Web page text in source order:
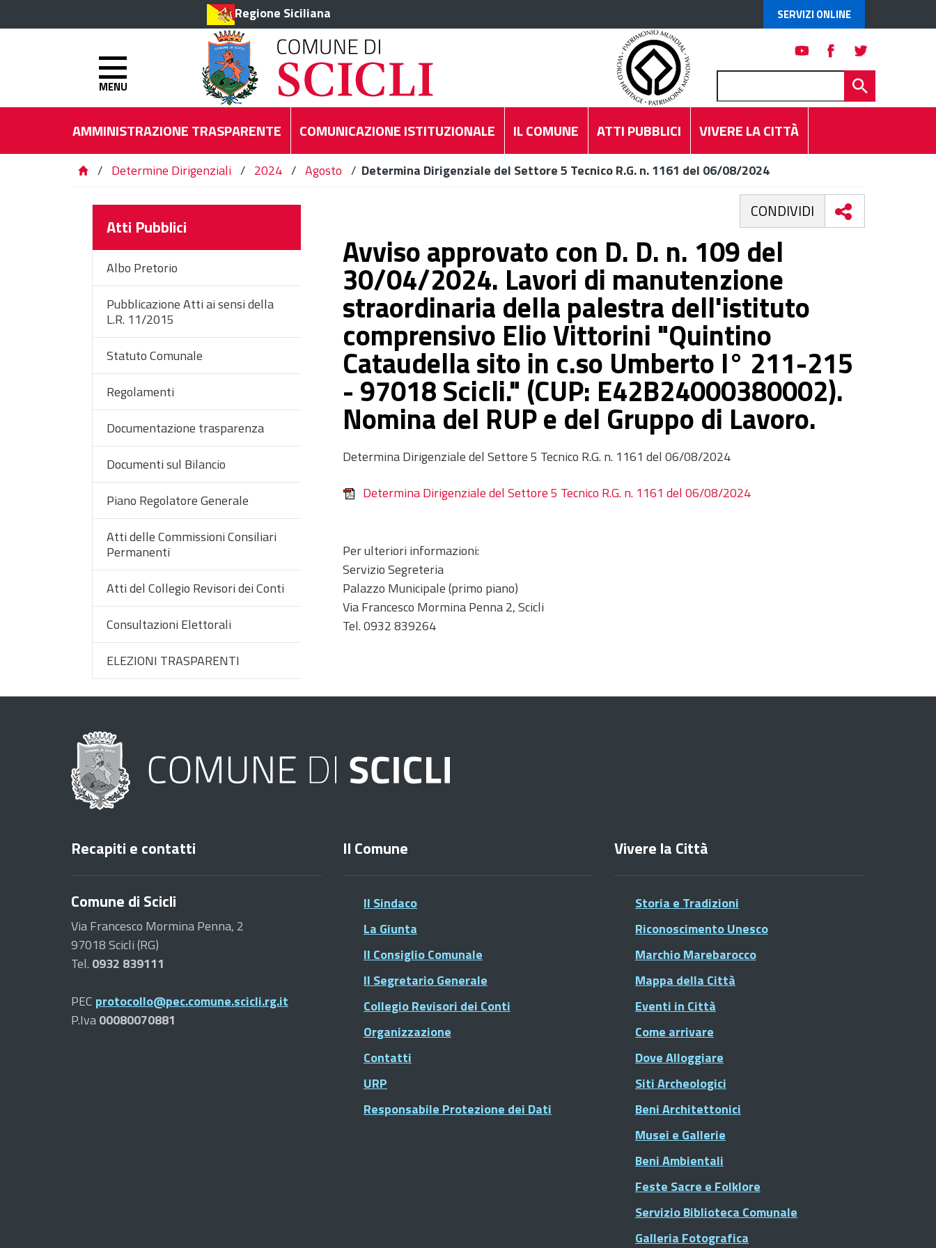
Regione Siciliana SERVIZI ONLINE
MENU
AMMINISTRAZIONE TRASPARENTE COMUNICAZIONE ISTITUZIONALE IL COMUNE ATTI PUBBLICI VIVERE LA CITTÀ
/ Determine Dirigenziali / 2024 / Agosto / Determina Dirigenziale del Settore 5 Tecnico R.G. n. 1161 del 06/08/2024
Atti Pubblici
Albo Pretorio
Pubblicazione Atti ai sensi della
L.R. 11/2015
Statuto Comunale
Regolamenti
Documentazione trasparenza
Documenti sul Bilancio
Piano Regolatore Generale
Atti delle Commissioni Consiliari
Permanenti
Atti del Collegio Revisori dei Conti
Consultazioni Elettorali
ELEZIONI TRASPARENTI
CONDIVIDI
Avviso approvato con D. D. n. 109 del
30/04/2024. Lavori di manutenzione
straordinaria della palestra dell'istituto
comprensivo Elio Vittorini "Quintino
Cataudella sito in c.so Umberto I° 211-215
- 97018 Scicli." (CUP: E42B24000380002).
Nomina del RUP e del Gruppo di Lavoro.
Determina Dirigenziale del Settore 5 Tecnico R.G. n. 1161 del 06/08/2024
Determina Dirigenziale del Settore 5 Tecnico R.G. n. 1161 del 06/08/2024
Per ulteriori informazioni:
Servizio Segreteria
Palazzo Municipale (primo piano)
Via Francesco Mormina Penna 2, Scicli
Tel. 0932 839264
Recapiti e contatti
Comune di Scicli
Via Francesco Mormina Penna, 2
97018 Scicli (RG)
Tel. 0932 839111
PEC protocollo@pec.comune.scicli.rg.it
P.Iva00080070881
Il Comune
Il Sindaco
La Giunta
Il Consiglio Comunale
Il Segretario Generale
Collegio Revisori dei Conti
Organizzazione
Contatti
URP
Responsabile Protezione dei Dati
Vivere la Città
Storia e Tradizioni
Riconoscimento Unesco
Marchio Marebarocco
Mappa della Città
Eventi in Città
Come arrivare
Dove Alloggiare
Siti Archeologici
Beni Architettonici
Musei e Gallerie
Beni Ambientali
Feste Sacre e Folklore
Servizio Biblioteca Comunale
Galleria Fotografica